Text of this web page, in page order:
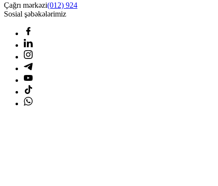
Çağrı mərkəzi(012) 924
Sosial şəbəkələrimiz